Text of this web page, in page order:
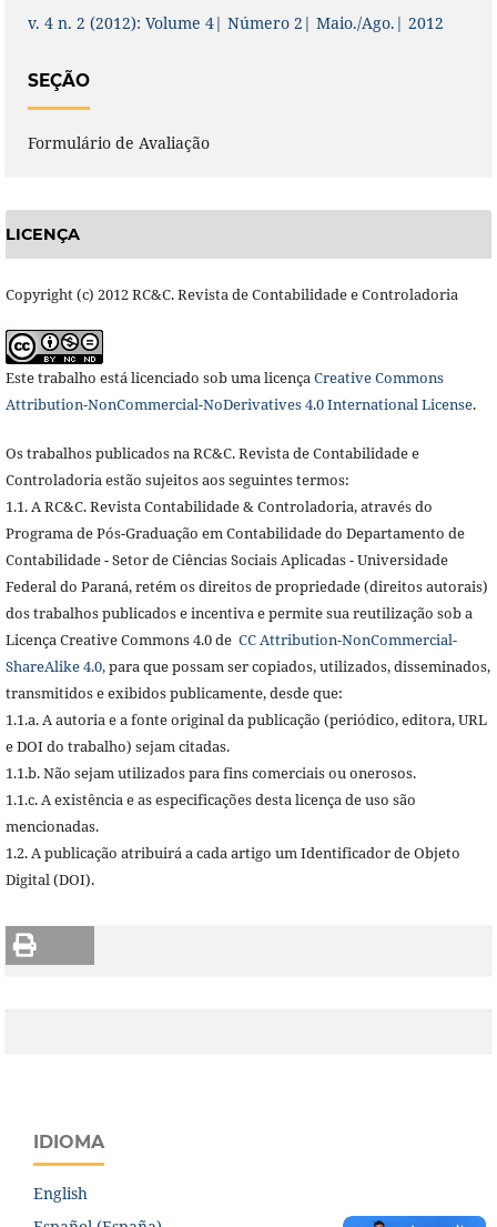
v. 4 n. 2 (2012): Volume 4| Número 2| Maio./Ago.| 2012
SEÇÃO
Formulário de Avaliação
LICENÇA
Copyright (c) 2012 RC&C. Revista de Contabilidade e Controladoria
Este trabalho está licenciado sob uma licençaCreative Commons
Attribution-NonCommercial-NoDerivatives 4.0 International License.
Os trabalhos publicados na RC&C. Revista de Contabilidade e
Controladoria estão sujeitos aos seguintes termos:
1.1. A RC&C. Revista Contabilidade & Controladoria, através do
Programa de Pós-Graduação em Contabilidade do Departamento de
Contabilidade - Setor de Ciências Sociais Aplicadas - Universidade
Federal do Paraná, retém os direitos de propriedade (direitos autorais)
dos trabalhos publicados e incentiva e permite sua reutilização sob a
Licença Creative Commons 4.0 de CC Attribution-NonCommercial-
ShareAlike 4.0,para que possam ser copiados, utilizados, disseminados,
transmitidos e exibidos publicamente, desde que:
1.1.a. A autoria e a fonte original da publicação (periódico, editora, URL
e DOI do trabalho) sejam citadas.
1.1.b. Não sejam utilizados para fins comerciais ou onerosos.
1.1.c. A existência e as especificações desta licença de uso são
mencionadas.
1.2. A publicação atribuirá a cada artigo um Identificador de Objeto
Digital (DOI).
IDIOMA
English